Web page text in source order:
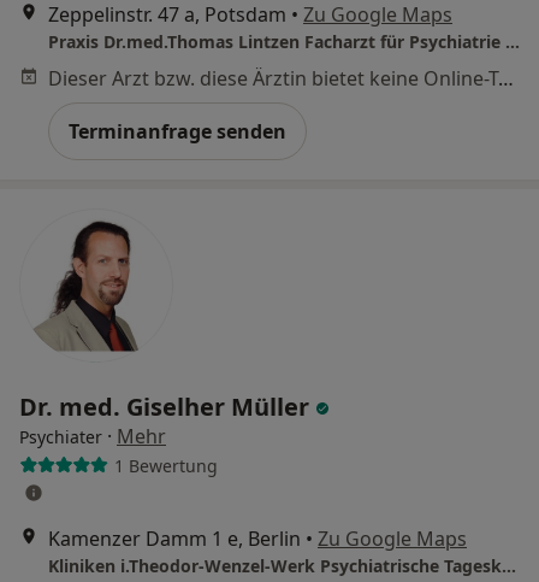
Zeppelinstr. 47 a, Potsdam • Zu Google Maps
Praxis Dr.med.Thomas Lintzen Facharzt für Psychiatrie und Psychotherapie
Dieser Arzt bzw. diese Ärztin bietet keine Online-Terminbuchung an diesem Standort an.
Terminanfrage senden
Dr. med. Giselher Müller
Psychiater · Mehr
1 Bewertung
Kamenzer Damm 1 e, Berlin • Zu Google Maps
Kliniken i.Theodor-Wenzel-Werk Psychiatrische Tagesklinik Lankwitz